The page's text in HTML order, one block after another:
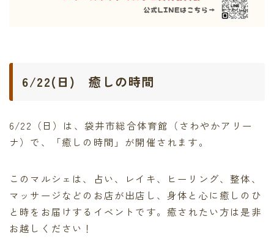
6/22(日) 癒しの時間
6/22（日）は、袋井市総合体育館（さわやかアリー
ナ）で、「癒しの時間」が開催されます。
このマルシェは、占い、レイキ、ヒーリング、整体、
マッサージなどのお店が出店し、身体と心に癒しのひ
と時をお届けするイベントです。癒されたい方は是非
お越しください！